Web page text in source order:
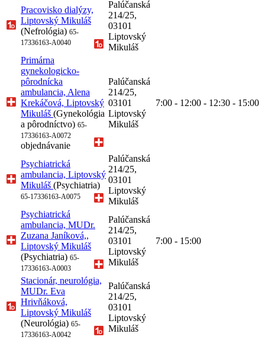
Pracovisko dialýzy,
Liptovský Mikuláš
(Nefrológia) 65-
17336163-A0040
Palúčanská
214/25,
03101
Liptovský
Mikuláš
Primárna
gynekologicko-
pôrodnícka
ambulancia, Alena
Krekáčová, Liptovský
Mikuláš (Gynekológia
a pôrodníctvo) 65-
17336163-A0072
objednávanie
Palúčanská
214/25,
03101
Liptovský
Mikuláš
7:00 - 12:00 - 12:30 - 15:00
Psychiatrická
ambulancia, Liptovský
Mikuláš (Psychiatria)
65-17336163-A0075
Palúčanská
214/25,
03101
Liptovský
Mikuláš
Psychiatrická
ambulancia, MUDr.
Zuzana Janíková,,
Liptovský Mikuláš
(Psychiatria) 65-
17336163-A0003
Palúčanská
214/25,
03101
Liptovský
Mikuláš
7:00 - 15:00
Stacionár, neurológia,
MUDr. Eva
Hrivňáková,
Liptovský Mikuláš
(Neurológia) 65-
17336163-A0042
Palúčanská
214/25,
03101
Liptovský
Mikuláš